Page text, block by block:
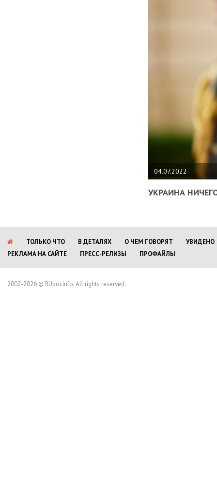
04.07.2022
УКРАИНА
ТОЛЬКО ЧТО В ДЕТАЛЯХ О ЧЕМ ГОВОРЯТ
УВИДЕНО
РЕКЛАМА НА САЙТЕ
ПРЕСС-РЕЛИЗЫ ПРОФАЙЛЫ
2002-2026 © RUpor.info. All rights reserved.